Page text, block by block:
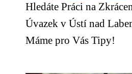
Hledáte Práci na
Úvazek v Ústí nad
Máme pro Vás Tipy!